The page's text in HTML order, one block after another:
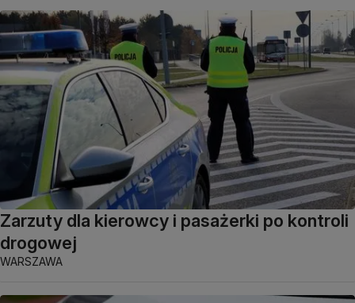
Zarzuty dla kierowcy i pasażerki po kontroli
drogowej
WARSZAWA